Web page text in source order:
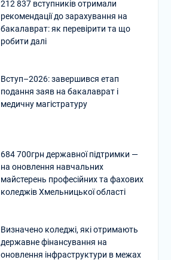
212 837 вступників отримали
рекомендації до зарахування на
бакалаврат: як перевірити та що
робити далі
Вступ–2026: завершився етап
подання заяв на бакалаврат і
медичну магістратуру
684 700грн державної підтримки —
на оновлення навчальних
майстерень професійних та фахових
коледжів Хмельницької області
Визначено коледжі, які отримають
державне фінансування на
оновлення інфраструктури в межах